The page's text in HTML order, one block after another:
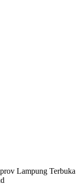
Lampung Terbuka